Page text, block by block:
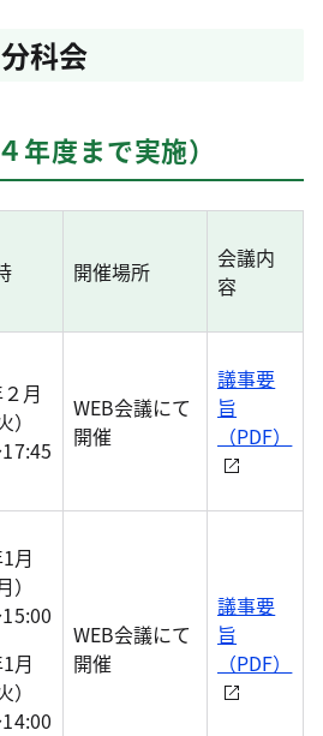
科会
年度まで実施）
開催場所
会議内
容
月
WEB会議にて
開催
議事要
旨
（PDF）
月
月
WEB会議にて
開催
議事要
旨
（PDF）